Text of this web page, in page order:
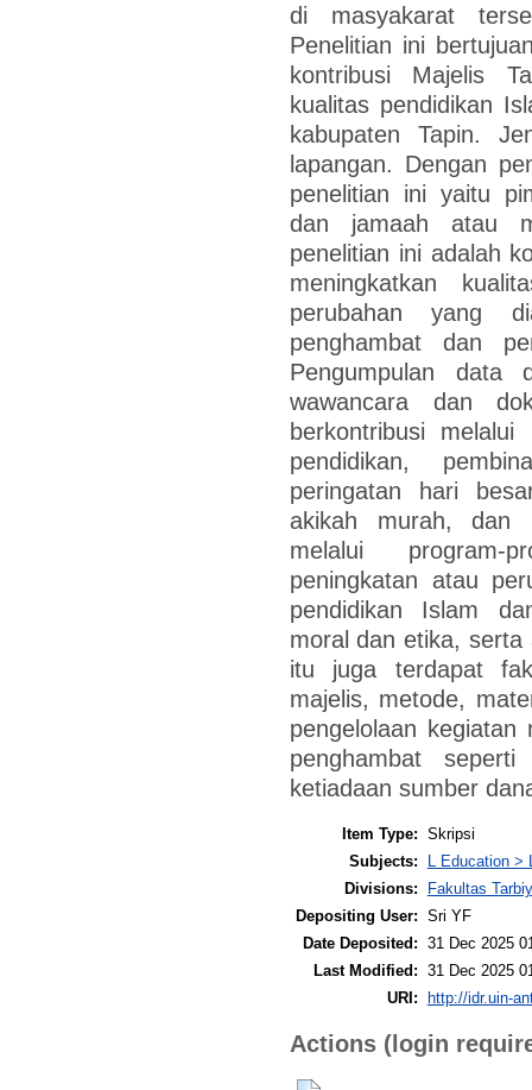
di masyakarat
Penelitian ini
kontribusi Majelis
kualitas pendidikan
kabupaten Tapin.
lapangan. Dengan
penelitian ini yaitu
dan jamaah atau
penelitian ini adalah
meningkatkan
perubahan yang
penghambat dan
Pengumpulan data
wawancara dan
berkontribusi
pendidikan,
peringatan hari
akikah murah, dan
melalui program-
peningkatan atau
pendidikan Islam
moral dan etika, serta
itu juga terdapat
majelis, metode,
pengelolaan
penghambat
ketiadaan sumber
Item Type: Skripsi
Subjects:
L Education >
Divisions:
Fakultas
Depositing User: Sri YF
Date Deposited: 31 Dec 2025
Last Modified: 31 Dec 2025
URI: http://idr.uin-
Actions (login